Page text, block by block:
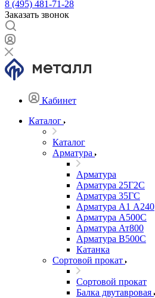
8 (495) 481-71-28
Заказать звонок
Кабинет
Каталог
Каталог
Арматура
Арматура
Арматура 25Г2С
Арматура 35ГС
Арматура А1 А240
Арматура А500С
Арматура Ат800
Арматура В500С
Катанка
Сортовой прокат
Сортовой прокат
Балка двутавровая